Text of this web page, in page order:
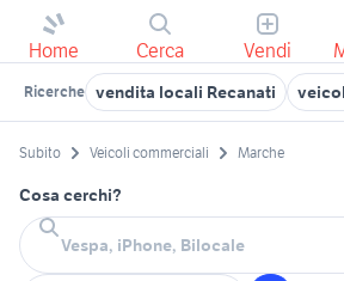
Home Cerca Vendi
Ricerche vendita locali Recanati
Subito Veicoli commerciali Marche
Cosa cerchi?